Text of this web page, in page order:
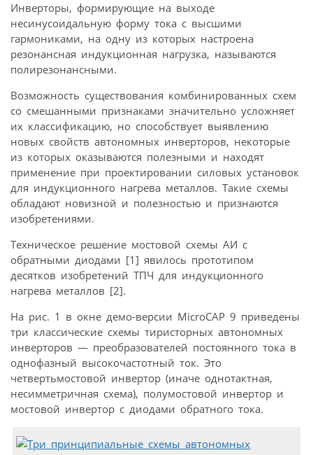
Инверторы, формирующие на выходе
несинусоидальную форму тока с высшими
гармониками, на одну из которых настроена
резонансная индукционная нагрузка, называются
полирезонансными.
Возможность существования комбинированных схем
со смешанными признаками значительно усложняет
их классификацию, но способствует выявлению
новых свойств автономных инверторов, некоторые
из которых оказываются полезными и находят
применение при проектировании силовых установок
для индукционного нагрева металлов. Такие схемы
обладают новизной и полезностью и признаются
изобретениями.
Техническое решение мостовой схемы АИ с
обратными диодами [1] явилось прототипом
десятков изобретений ТПЧ для индукционного
нагрева металлов [2].
На рис. 1 в окне демо-версии MicroCAP 9 приведены
три классические схемы тиристорных автономных
инверторов — преобразователей постоянного тока в
однофазный высокочастотный ток. Это
четвертьмостовой инвертор (иначе однотактная,
несимметричная схема), полумостовой инвертор и
мостовой инвертор с диодами обратного тока.